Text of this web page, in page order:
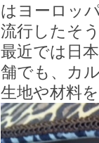
はヨーロッ
流行したそ
最近では日
舗でも、カ
生地や材料